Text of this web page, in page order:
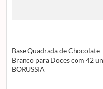
Base Quadrada de Chocolate
Branco para Doces com 42 un
BORUSSIA